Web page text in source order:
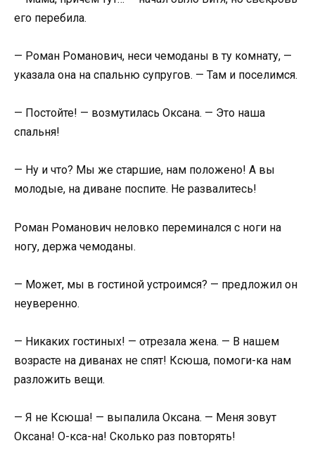
его перебила.
— Роман Романович, неси чемоданы в ту комнату, —
указала она на спальню супругов. — Там и поселимся.
— Постойте! — возмутилась Оксана. — Это наша
спальня!
— Ну и что? Мы же старшие, нам положено! А вы
молодые, на диване поспите. Не развалитесь!
Роман Романович неловко переминался с ноги на
ногу, держа чемоданы.
— Может, мы в гостиной устроимся? — предложил он
неуверенно.
— Никаких гостиных! — отрезала жена. — В нашем
возрасте на диванах не спят! Ксюша, помоги-ка нам
разложить вещи.
— Я не Ксюша! — выпалила Оксана. — Меня зовут
Оксана! О-кса-на! Сколько раз повторять!